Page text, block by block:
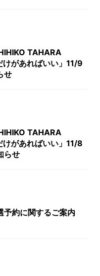
TAHARA
けがあればいい」11/9
せ
TAHARA
けがあればいい」11/8
らせ
予約に関するご案内